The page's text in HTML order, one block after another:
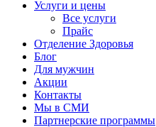
Услуги и цены
Все услуги
Прайс
Отделение Здоровья
Блог
Для мужчин
Акции
Контакты
Мы в СМИ
Партнерские программы